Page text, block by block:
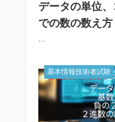
データの単位
での数の数え方
...
基本情報技術者試験